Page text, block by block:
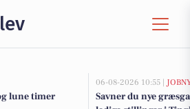
lune timer
06-08-2026 10:55 |
Savner du nye